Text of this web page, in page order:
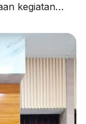
kegiatan
Jangka
Nomor 736
2026).
selesai
[…]